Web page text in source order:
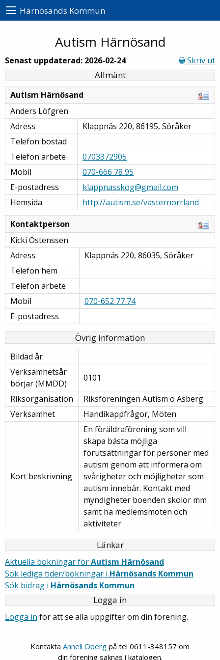
Härnösands Kommun
Autism Härnösand
Senast uppdaterad: 2026-02-24 Skriv ut
Allmänt
Autism Härnösand
Anders Löfgren
Adress
Klappnäs 220, 86195, Söråker
Telefon bostad
Telefon arbete
0703372905
Mobil
070-666 78 95
E-postadress
klappnasskog@gmail.com
Hemsida
http://autism.se/vasternorrland
Kontaktperson
Kicki Östenssen
Adress
Klappnäs 220, 86035, Söråker
Telefon hem
Telefon arbete
Mobil
070-652 77 74
E-postadress
Övrig information
Bildad år
Verksamhetsår
börjar (MMDD)
0101
Riksorganisation
Riksföreningen Autism o Asberg
Verksamhet
Handikappfrågor, Möten
Kort beskrivning
En föräldraförening som vill
skapa bästa möjliga
förutsättningar för personer med
autism genom att informera om
svårigheter och möjligheter som
autism innebär. Kontakt med
myndigheter boenden skolor mm
samt ha medlemsmöten och
aktiviteter
Länkar
Aktuella bokningar förAutism Härnösand
Sök lediga tider/bokningar i Härnösands Kommun
Sök bidrag i Härnösands Kommun
Logga in
Logga in för att se alla uppgifter om din förening.
Kontakta Anneli Öberg på tel 0611-348157 om
din förening saknas i katalogen.